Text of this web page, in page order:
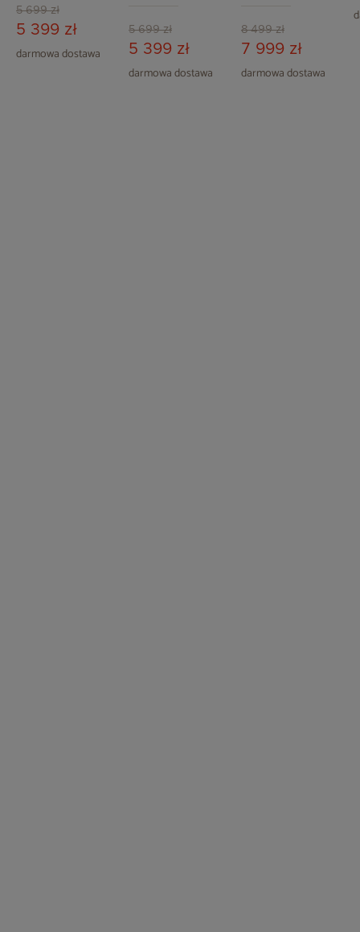
5 699 zł
5 399 zł
darmowa dostawa
5 699 zł
5 399 zł
darmowa dostawa
8 499 zł
7 999 zł
darmowa dostawa